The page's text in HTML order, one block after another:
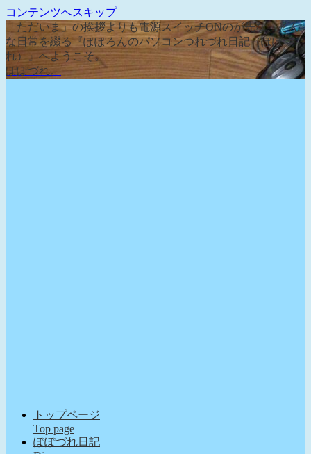
コンテンツへスキップ
「ただいま」の挨拶よりも電源スイッチONのが先な、そん
な日常を綴る『ぽぽろんのパソコンつれづれ日記（ぽぽづ
れ）』へようこそ。
ぽぽづれ。
トップページ
Top page
ぽぽづれ日記